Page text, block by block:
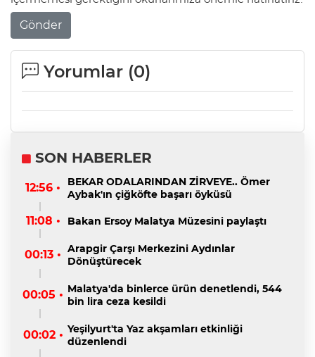
Gönder
Yorumlar (0)
SON HABERLER
12:56 •
BEKAR ODALARINDAN ZİRVEYE.. Ömer
Aybak'ın çiğköfte başarı öyküsü
11:08 • Bakan Ersoy Malatya Müzesini paylaştı
00:13 • Arapgir Çarşı Merkezini Aydınlar
Dönüştürecek
00:05 • Malatya'da binlerce ürün denetlendi, 544
bin lira ceza kesildi
00:02 • Yeşilyurt'ta Yaz akşamları etkinliği
düzenlendi